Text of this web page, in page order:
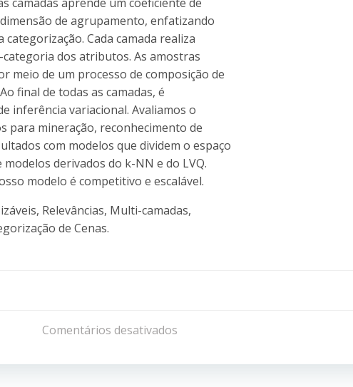
de agrupamento, enfatizando
Cada camada realiza
dos atributos. As amostras
meio de um processo de composição de
final de todas as camadas, é
inferência variacional. Avaliamos o
para mineração, reconhecimento de
com modelos que dividem o espaço
derivados do k-NN e do LVQ.
modelo é competitivo e escalável.
Relevâncias, Multi-camadas,
de Cenas.
de
Post
Comentários desativados